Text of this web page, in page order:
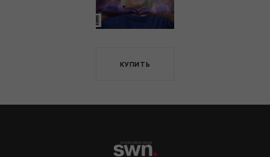
КУПИТЬ